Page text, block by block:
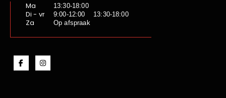
Ma
13:30-18:00
Di - vr 9:00-12:00 13:30-18:00
Za Op afspraak